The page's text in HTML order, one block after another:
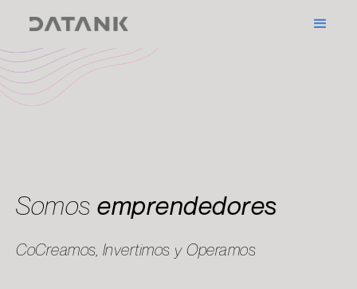
Somos inventores
visionarios
CoCreamos, Invertimos y Operamos